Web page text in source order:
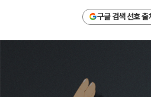
구글 검색 선호 출